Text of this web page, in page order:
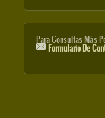
Para Consultas Más
Formulario De